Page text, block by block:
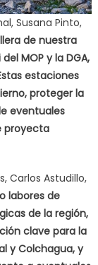
Susana Pinto,
de nuestra
MOP y la DGA,
estaciones
proteger la
eventuales
proyecta
Carlos Astudillo,
labores de
de la región,
clave para la
y Colchagua, y